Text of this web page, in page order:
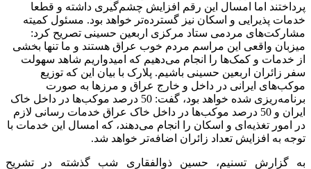
پرداختند اما امسال این رقم افزایش چشم‌گیری داشته و قطعا
خدمات پذیرایی و اسکان نیز گسترده‌تر خواهد بود. مسئول کمیته
مشارکت‌های مردمی ستاد مرکزی اربعین حسینی تصریح کرد:
میزبان واقعی این مراسم مردم خوب عراق هستند و ما تنها بخشی
از خدمات و کمک‌ها را انجام می‌دهیم که امیدواریم شاهد سهولت
سفر زائران اربعین حسینی باشیم. پلارک با بیان این که توزیع
موکب‌های ایرانی در داخل و خارج عراق و مرزها به صورت
برنامه‌ریزی شده خواهد بود، گفت: 50 درصد موکب‌ها در داخل خاک
ایران و 50 درصد موکب‌ها در داخل خاک عراق خدمات رسانی لازم
در امور تغذیه‌ای و اسکان را انجام می‌دهند، که امسال این خدمات با
توجه به افزایش تعداد زائران اضافه‌تر خواهد شد.
به گزارش تسنیم، حسین ذوالفقاری شب گذشته در تشریح